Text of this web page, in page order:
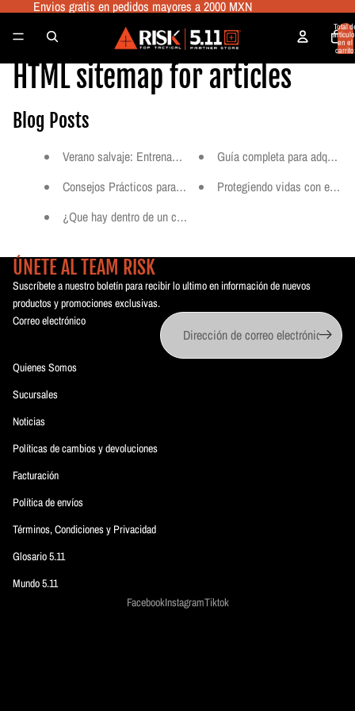
Envios gratis en pedidos mayores a 2000 MXN
Total
en el
carrito:
HTML sitemap for articles
Blog Posts
Verano salvaje: Entrenamiento táctico y outdoor con 5.11
Consejos Prácticos para la Vida Útil de tu Chaleco Blindado
¿Que hay dentro de un chaleco blindado?
Guía completa para adquirir
Protegiendo vidas con
ÚNETE AL TEAM RISK
Suscríbete a nuestro boletín para recibir lo ultimo en información de nuevos
productos y promociones exclusivas.
Correo electrónico
Quienes Somos
Sucursales
Noticias
Políticas de cambios y devoluciones
Facturación
Política de envíos
Términos, Condiciones y Privacidad
Glosario 5.11
Mundo 5.11
FacebookInstagramTiktok